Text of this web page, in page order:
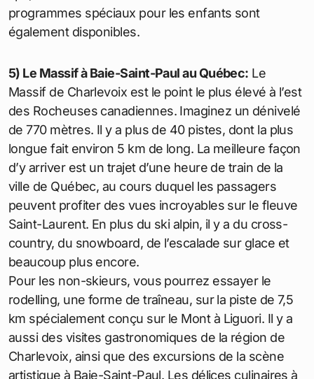
programmes spéciaux pour les enfants sont
également disponibles.
5) Le Massif à Baie-Saint-Paul au Québec: Le
Massif de Charlevoix est le point le plus élevé à l’est
des Rocheuses canadiennes. Imaginez un dénivelé
de 770 mètres. Il y a plus de 40 pistes, dont la plus
longue fait environ 5 km de long. La meilleure façon
d’y arriver est un trajet d’une heure de train de la
ville de Québec, au cours duquel les passagers
peuvent profiter des vues incroyables sur le fleuve
Saint-Laurent. En plus du ski alpin, il y a du cross-
country, du snowboard, de l’escalade sur glace et
beaucoup plus encore.
Pour les non-skieurs, vous pourrez essayer le
rodelling, une forme de traîneau, sur la piste de 7,5
km spécialement conçu sur le Mont à Liguori. Il y a
aussi des visites gastronomiques de la région de
Charlevoix, ainsi que des excursions de la scène
artistique à Baie-Saint-Paul. Les délices culinaires à